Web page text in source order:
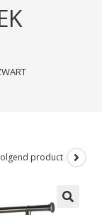
product